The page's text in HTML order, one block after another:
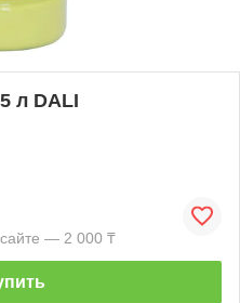
л DALI
— 2 000 ₸